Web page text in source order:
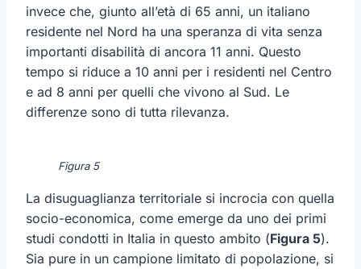
invece che, giunto all’età di 65 anni, un italiano
residente nel Nord ha una speranza di vita senza
importanti disabilità di ancora 11 anni. Questo
tempo si riduce a 10 anni per i residenti nel Centro
e ad 8 anni per quelli che vivono al Sud. Le
differenze sono di tutta rilevanza.
Figura 5
La disuguaglianza territoriale si incrocia con quella
socio-economica, come emerge da uno dei primi
studi condotti in Italia in questo ambito (Figura 5).
Sia pure in un campione limitato di popolazione, si